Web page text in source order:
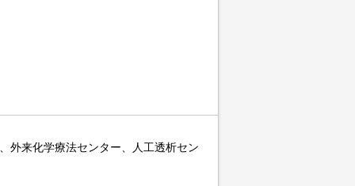
外来化学療法センター、人工透析セン